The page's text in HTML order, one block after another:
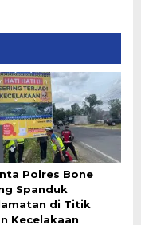
Polres Bone
Spanduk
di Titik
Kecelakaan